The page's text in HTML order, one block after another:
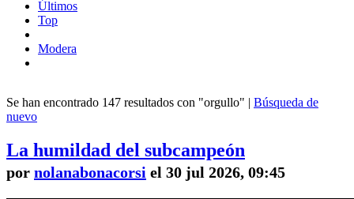
Últimos
Top
Modera
Se han encontrado 147 resultados con "orgullo" | Búsqueda de
nuevo
La humildad del subcampeón
por nolanabonacorsi el 30 jul 2026, 09:45